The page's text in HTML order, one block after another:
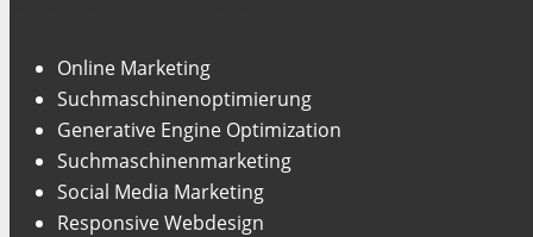
Online Marketing
Suchmaschinenoptimierung
Generative Engine Optimization
Suchmaschinenmarketing
Social Media Marketing
Responsive Webdesign